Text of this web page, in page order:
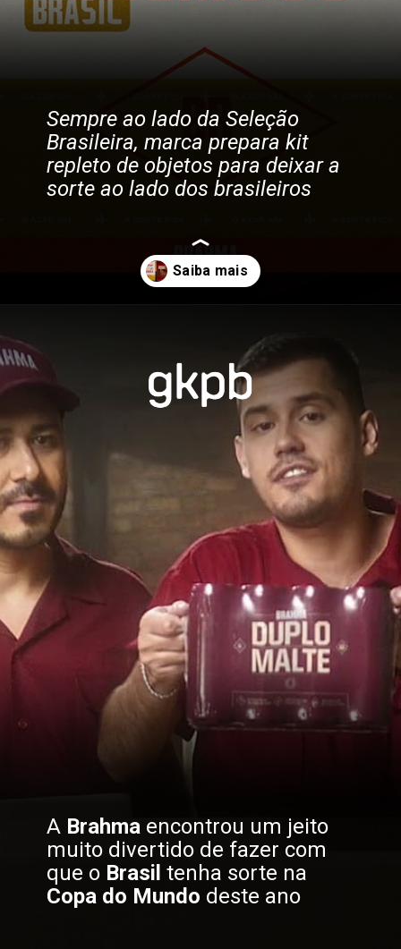
Sempre ao lado da Seleção
Brasileira, marca prepara kit
repleto de objetos para deixar a
sorte ao lado dos brasileiros
A Brahma encontrou um jeito
muito divertido de fazer com
que o Brasil
Copa do Mundo deste ano